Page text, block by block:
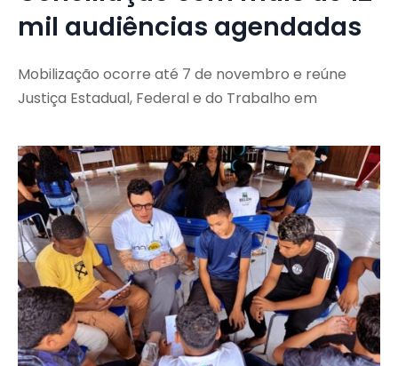
mil audiências agendadas
Mobilização ocorre até 7 de novembro e reúne
Justiça Estadual, Federal e do Trabalho em